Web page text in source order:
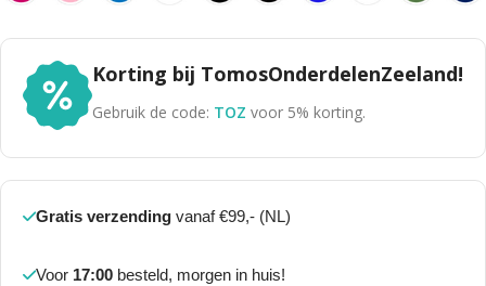
Korting bij TomosOnderdelenZeeland!
Gebruik de code: TOZ voor 5% korting.
Gratis verzending vanaf €99,- (NL)
Voor 17:00 besteld, morgen in huis!